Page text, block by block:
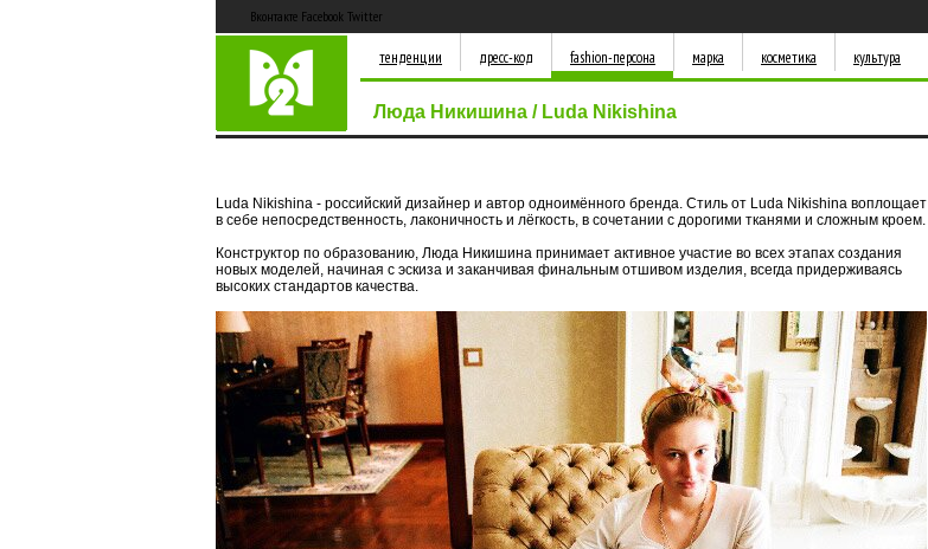
Вконтакте Facebook Twitter
тенденции дресс-код fashion-персона марка косметика культура
Люда Никишина / Luda Nikishina
Luda Nikishina - российский дизайнер и автор одноимённого бренда. Стиль от Luda Nikishina воплощает
в себе непосредственность, лаконичность и лёгкость, в сочетании с дорогими тканями и сложным кроем.
Конструктор по образованию, Люда Никишина принимает активное участие во всех этапах создания
новых моделей, начиная с эскиза и заканчивая финальным отшивом изделия, всегда придерживаясь
высоких стандартов качества.